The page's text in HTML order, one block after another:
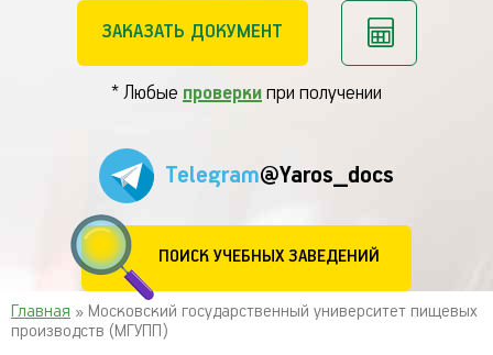
ЗАКАЗАТЬ ДОКУМЕНТ
* Любые проверки при получении
Telegram@Yaros_docs
ПОИСК УЧЕБНЫХ ЗАВЕДЕНИЙ
Главная » Московский государственный университет пищевых
производств (МГУПП)